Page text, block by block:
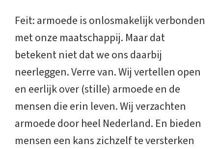
Feit: armoede is onlosmakelijk verbonden
met onze maatschappij. Maar dat
betekent niet dat we ons daarbij
neerleggen. Verre van. Wij vertellen open
en eerlijk over (stille) armoede en de
mensen die erin leven. Wij verzachten
armoede door heel Nederland. En bieden
mensen een kans zichzelf te versterken